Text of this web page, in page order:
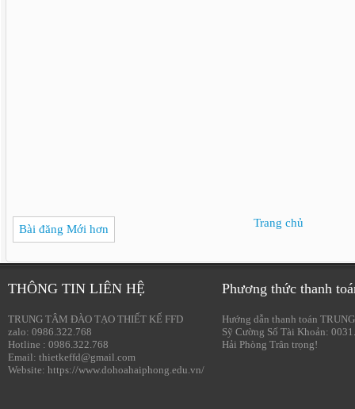
Bài đăng Mới hơn Trang chủ
THÔNG TIN LIÊN HỆ
TRUNG TÂM ĐÀO TẠO THIẾT KẾ FFD
zalo: 0986.322.768
Hotline : 0986.322.768
Email: thietkeffd@gmail.com
Website: https://www.dohoahaiphong.edu.vn/
Phương thức thanh
Hướng dẫn thanh toán
Sỹ Cường Số Tài Khoản:
Hải Phòng Trân trọng!